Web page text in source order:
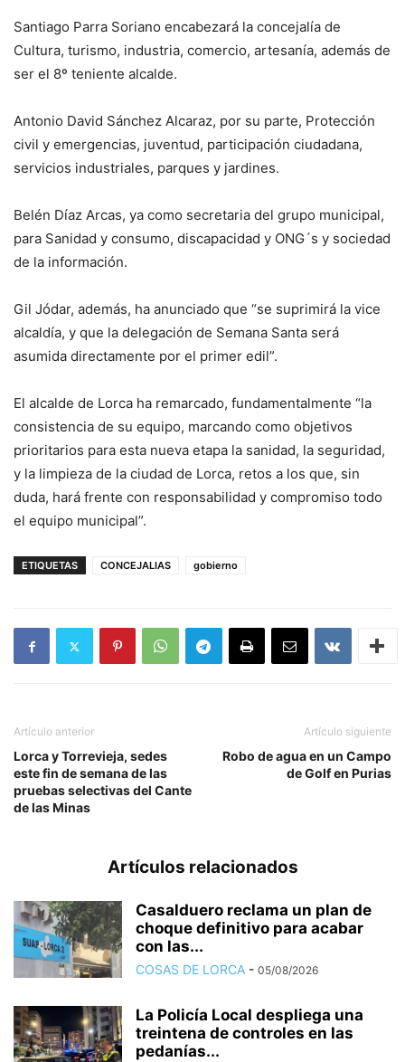
Santiago Parra Soriano encabezará la concejalía de
Cultura, turismo, industria, comercio, artesanía, además de
ser el 8º teniente alcalde.
Antonio David Sánchez Alcaraz, por su parte, Protección
civil y emergencias, juventud, participación ciudadana,
servicios industriales, parques y jardines.
Belén Díaz Arcas, ya como secretaria del grupo municipal,
para Sanidad y consumo, discapacidad y ONG´s y sociedad
de la información.
Gil Jódar, además, ha anunciado que “se suprimirá la vice
alcaldía, y que la delegación de Semana Santa será
asumida directamente por el primer edil”.
El alcalde de Lorca ha remarcado, fundamentalmente “la
consistencia de su equipo, marcando como objetivos
prioritarios para esta nueva etapa la sanidad, la seguridad,
y la limpieza de la ciudad de Lorca, retos a los que, sin
duda, hará frente con responsabilidad y compromiso todo
el equipo municipal”.
ETIQUETAS CONCEJALIAS gobierno
Artículo anterior
Lorca y Torrevieja, sedes
este fin de semana de las
pruebas selectivas del Cante
de las Minas
Artículo siguiente
Robo de agua en un Campo
de Golf en Purias
Artículos relacionados
Casalduero reclama un plan de
choque definitivo para acabar
con las...
COSAS DE LORCA - 05/08/2026
La Policía Local despliega una
treintena de controles en las
pedanías...